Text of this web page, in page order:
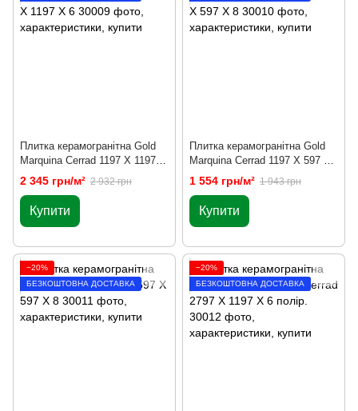
Плитка керамогранітна Gold
Marquina Сerrad 1197 X 1197 X
6
2 345 грн/м² 2 932 грн
Купити
Плитка керамогранітна Gold
Marquina Сerrad 1197 X 597 X
8
1 554 грн/м² 1 943 грн
Купити
−20%
БЕЗКОШТОВНА ДОСТАВКА
−20%
БЕЗКОШТОВНА ДОСТАВКА